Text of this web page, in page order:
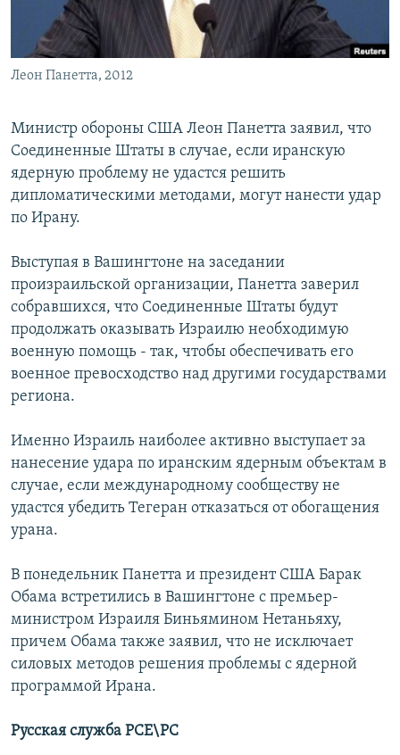
Леон Панетта, 2012
Министр обороны США Леон Панетта заявил, что
Соединенные Штаты в случае, если иранскую
ядерную проблему не удастся решить
дипломатическими методами, могут нанести удар
по Ирану.
Выступая в Вашингтоне на заседании
произраильской организации, Панетта заверил
собравшихся, что Соединенные Штаты будут
продолжать оказывать Израилю необходимую
военную помощь - так, чтобы обеспечивать его
военное превосходство над другими государствами
региона.
Именно Израиль наиболее активно выступает за
нанесение удара по иранским ядерным объектам в
случае, если международному сообществу не
удастся убедить Тегеран отказаться от обогащения
урана.
В понедельник Панетта и президент США Барак
Обама встретились в Вашингтоне с премьер-
министром Израиля Биньямином Нетаньяху,
причем Обама также заявил, что не исключает
силовых методов решения проблемы с ядерной
программой Ирана.
Русская служба РСЕ\РС